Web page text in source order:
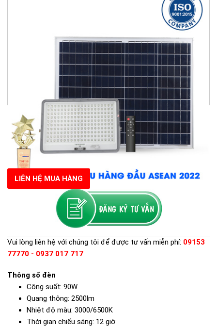
LIÊN HỆ MUA HÀNG
Vui lòng liên hệ với chúng tôi để được tư vấn miễn phí: 09153
77770 - 0937 017 717
Thông số đèn
Công suất: 90W
Quang thông: 2500lm
Nhiệt độ màu: 3000/6500K
Thời gian chiếu sáng: 12 giờ